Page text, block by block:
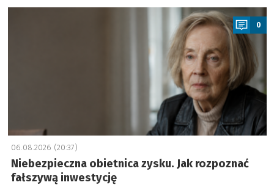
a
0
06.08.2026 (20:37)
Niebezpieczna obietnica zysku. Jak rozpoznać
fałszywą inwestycję